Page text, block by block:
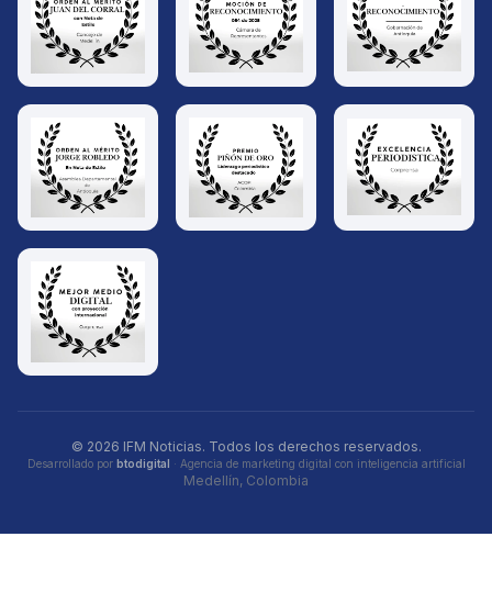
© 2026 IFM Noticias. Todos los derechos reservados.
Desarrollado por btodigital · Agencia de marketing digital con inteligencia artificial
Medellín, Colombia